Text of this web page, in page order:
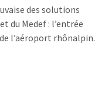
des solutions
du Medef : l’entrée
l’aéroport rhônalpin.